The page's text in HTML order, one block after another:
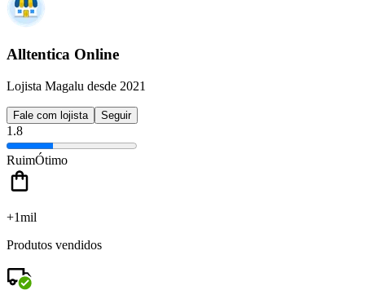
Alltentica Online
Lojista Magalu desde 2021
Fale com lojista Seguir
1.8
RuimÓtimo
+1mil
Produtos vendidos